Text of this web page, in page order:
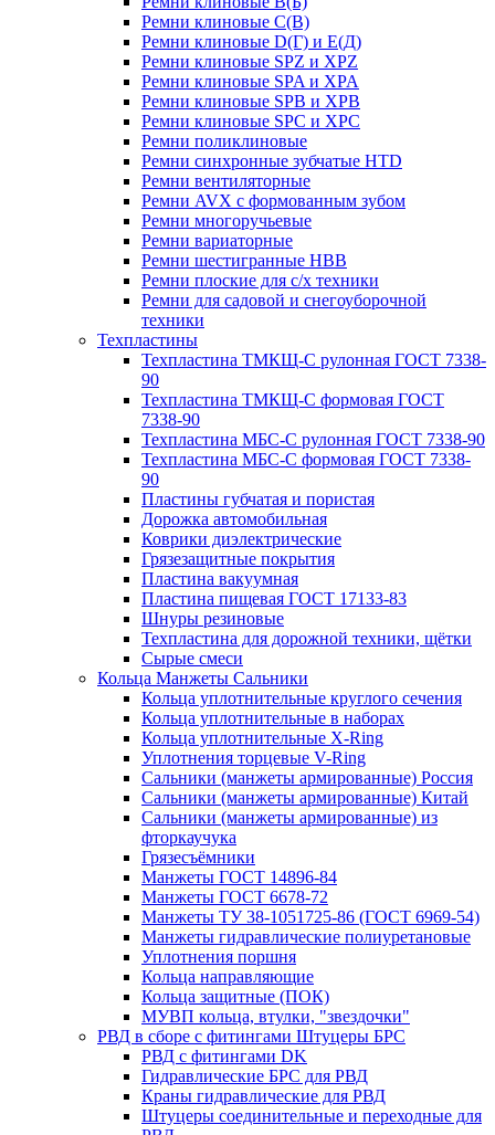
Ремни клиновые С(В)
Ремни клиновые D(Г) и Е(Д)
Ремни клиновые SPZ и XPZ
Ремни клиновые SPA и XPA
Ремни клиновые SPB и XPB
Ремни клиновые SPC и XPC
Ремни поликлиновые
Ремни синхронные зубчатые HTD
Ремни вентиляторные
Ремни AVX с формованным зубом
Ремни многоручьевые
Ремни вариаторные
Ремни шестигранные HBB
Ремни плоские для с/х техники
Ремни для садовой и снегоуборочной
техники
Техпластины
Техпластина ТМКЩ-С рулонная ГОСТ 7338-
90
Техпластина ТМКЩ-С формовая ГОСТ
7338-90
Техпластина МБС-С рулонная ГОСТ 7338-90
Техпластина МБС-С формовая ГОСТ 7338-
90
Пластины губчатая и пористая
Дорожка автомобильная
Коврики диэлектрические
Грязезащитные покрытия
Пластина вакуумная
Пластина пищевая ГОСТ 17133-83
Шнуры резиновые
Техпластина для дорожной техники, щётки
Сырые смеси
Кольца Манжеты Сальники
Кольца уплотнительные круглого сечения
Кольца уплотнительные в наборах
Кольца уплотнительные Х-Ring
Уплотнения торцевые V-Ring
Сальники (манжеты армированные) Россия
Сальники (манжеты армированные) Китай
Сальники (манжеты армированные) из
фторкаучука
Грязесъёмники
Манжеты ГОСТ 14896-84
Манжеты ГОСТ 6678-72
Манжеты ТУ 38-1051725-86 (ГОСТ 6969-54)
Манжеты гидравлические полиуретановые
Уплотнения поршня
Кольца направляющие
Кольца защитные (ПОК)
МУВП кольца, втулки, "звездочки"
РВД в сборе с фитингами Штуцеры БРС
РВД с фитингами DK
Гидравлические БРС для РВД
Краны гидравлические для РВД
Штуцеры соединительные и переходные для